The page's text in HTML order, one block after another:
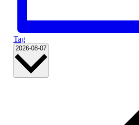
Tag
2026-08-07 Datum